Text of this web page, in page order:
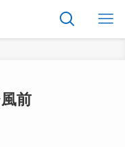
前